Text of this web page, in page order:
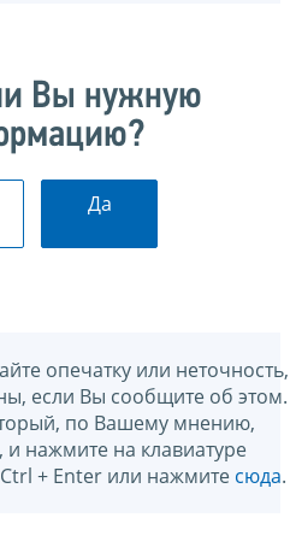
Вы нужную
Да
опечатку или неточность,
если Вы сообщите об этом.
по Вашему мнению,
нажмите на клавиатуре
+ Enter или нажмите сюда.